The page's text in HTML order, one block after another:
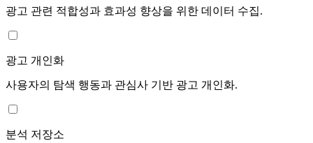
광고 관련 적합성과 효과성 향상을 위한 데이터 수집.
광고 개인화
사용자의 탐색 행동과 관심사 기반 광고 개인화.
분석 저장소